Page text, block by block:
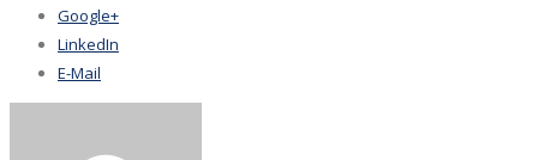
Google+
LinkedIn
E-Mail